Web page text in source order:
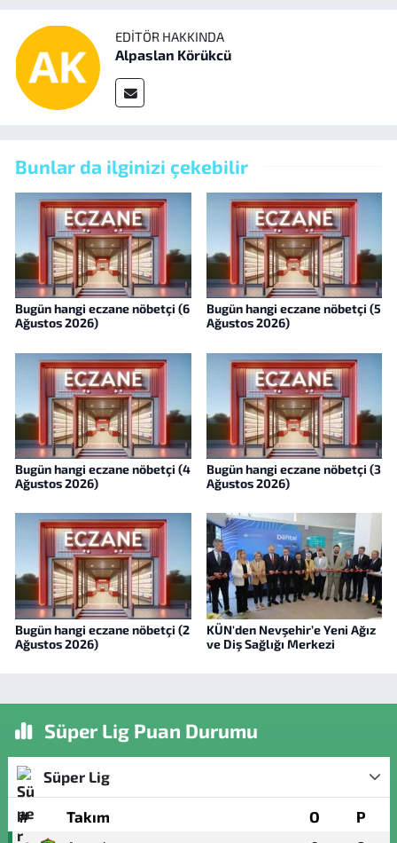
EDITÖR HAKKINDA
Alpaslan Körükcü
Bunlar da ilginizi çekebilir
Bugün hangi eczane nöbetçi (6
Ağustos 2026)
Bugün hangi eczane nöbetçi (5
Ağustos 2026)
Bugün hangi eczane nöbetçi (4
Ağustos 2026)
Bugün hangi eczane nöbetçi (3
Ağustos 2026)
Bugün hangi eczane nöbetçi (2
Ağustos 2026)
KÜN'den Nevşehir’e Yeni Ağız
ve Diş Sağlığı Merkezi
Süper Lig Puan Durumu
Süper Lig
# Takım O P